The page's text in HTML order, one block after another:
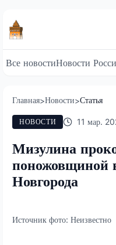
Все новостиНовости
Главная>Новости>Статья
НОВОСТИ 11 мар.
Мизулина
поножовщиной
Новгорода
Источник фото: Неизвестно